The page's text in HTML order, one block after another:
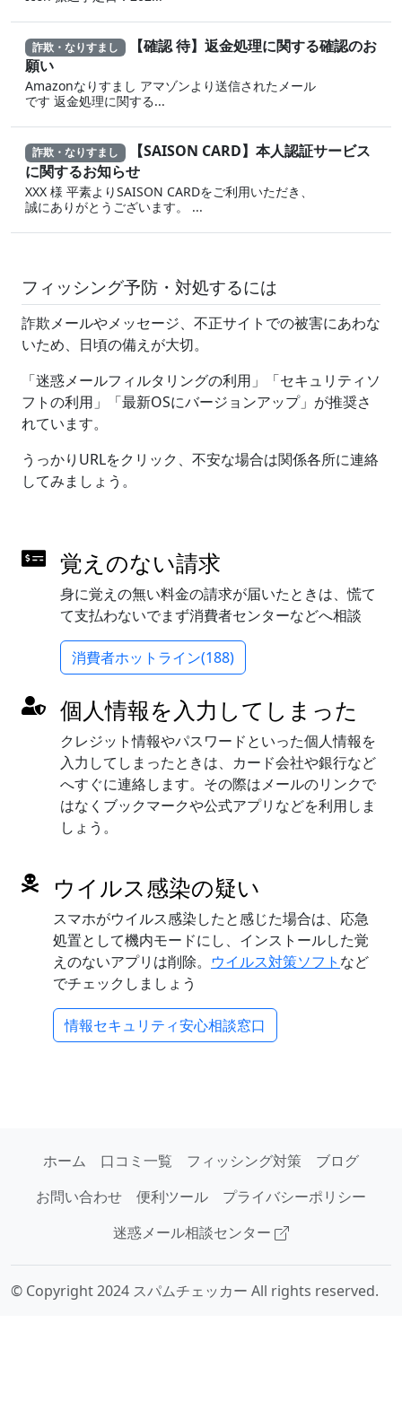
詐欺・なりすまし 【確認 待】返金処理に‍関する確認のお
願い
Amazonなりすまし ア‍マゾ‍ンより送信されたメール
です 返金‌処 理に 関する...
詐欺・なりすまし 【SAISON CARD】本人認証サービス
に関するお知らせ
XXX 様 平素よりSAISON CARDをご利用いただき、
誠にありがとうございます。 ...
フィッシング予防・対処するには
詐欺メールやメッセージ、不正サイトでの被害にあわな
いため、日頃の備えが大切。
「迷惑メールフィルタリングの利用」「セキュリティソ
フトの利用」「最新OSにバージョンアップ」が推奨さ
れています。
うっかりURLをクリック、不安な場合は関係各所に連絡
してみましょう。
覚えのない請求
身に覚えの無い料金の請求が届いたときは、慌て
て支払わないでまず消費者センターなどへ相談
消費者ホットライン(188)
個人情報を入力してしまった
クレジット情報やパスワードといった個人情報を
入力してしまったときは、カード会社や銀行など
へすぐに連絡します。その際はメールのリンクで
はなくブックマークや公式アプリなどを利用しま
しょう。
ウイルス感染の疑い
スマホがウイルス感染したと感じた場合は、応急
処置として機内モードにし、インストールした覚
えのないアプリは削除。 ウイルス対策ソフト など
でチェックしましょう
情報セキュリティ安心相談窓口
ホーム 口コミ一覧 フィッシング対策
ブログ
お問い合わせ
便利ツール
プライバシーポリシー
迷惑メール相談センター
© Copyright 2024 スパムチェッカー All rights reserved.